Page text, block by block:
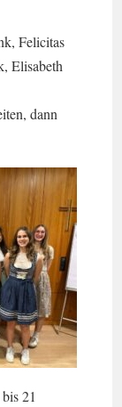
Felicitas
Elisabeth
dann
21